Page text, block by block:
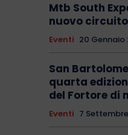
Mtb South
nuovo
Eventi 20 Gennaio
San
quarta
del Fortore di
Eventi 7